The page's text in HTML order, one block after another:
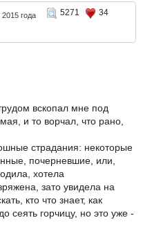
года 5271
34
вскопал мне под
и то ворчал, что рано,
страдания: некоторые
почерневшие, или,
хотела
зато увидела на
кто что знает, как
сеять горчицу, но это уже -